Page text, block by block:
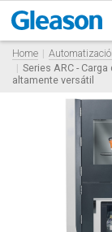
Home
Series ARC -
altamente versátil